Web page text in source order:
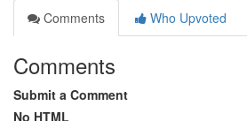
Comments
Who Upvoted
Comments
Submit a Comment
No HTML